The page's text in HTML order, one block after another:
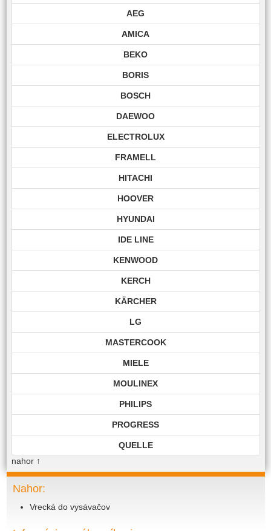
AEG
AMICA
BEKO
BORIS
BOSCH
DAEWOO
ELECTROLUX
FRAMELL
HITACHI
HOOVER
HYUNDAI
IDE LINE
KENWOOD
KERCH
KÄRCHER
LG
MASTERCOOK
MIELE
MOULINEX
PHILIPS
PROGRESS
QUELLE
SIEMENS
nahor↑
Nahor:
Vrecká do vysávačov